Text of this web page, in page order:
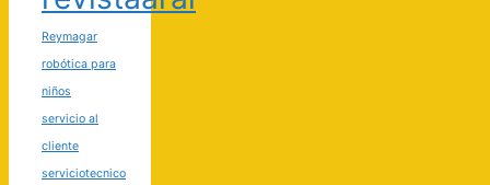
Reymagar
robótica para
niños
servicio al
cliente
serviciotecnico